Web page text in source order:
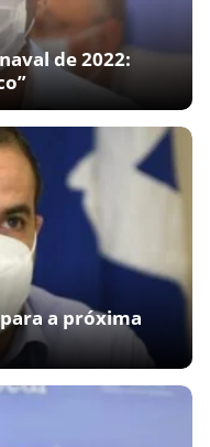
de 2022:
a próxima